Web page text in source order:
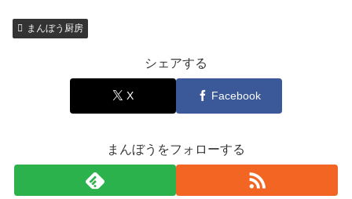
まんぼう厨房
シェアする
X Facebook
まんぼうをフォローする